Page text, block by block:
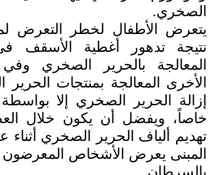
الصخري.
يتعرض الأطفال لخطر التعرض
نتيجة تدهور أغطية الأسقف
المعالجة بالحرير الصخري
الأخرى المعالجة بمنتجات
إزالة الحرير الصخري إلا
خاصاً، ويفضل أن يكون خلال
تهديم ألياف الحرير الصخري أثناء
المبنى يعرض الأشخاص المعرضون